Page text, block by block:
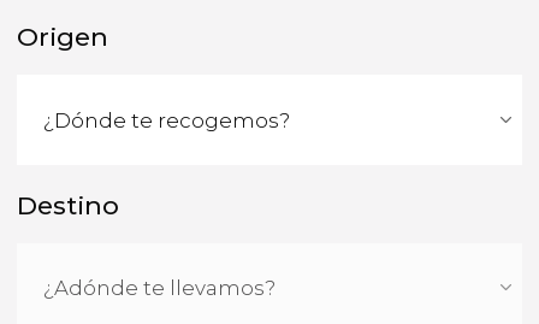
Origen
Destino